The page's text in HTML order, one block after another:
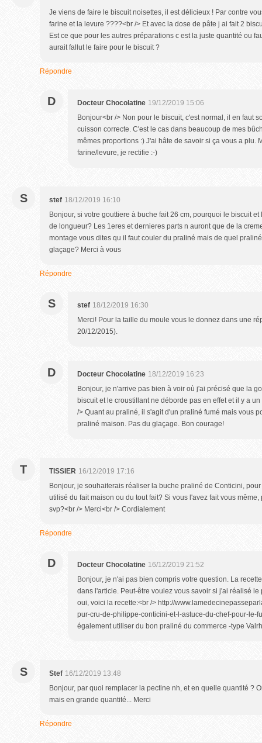
Je viens de faire le biscuit noisettes, il est délicieux ! Par contre
farine et la levure ????<br /> Et avec la dose de pâte j ai fait 2
Est ce que pour les autres préparations c est la juste quantité ou
aurait fallut le faire pour le biscuit ?
Répondre
D Docteur Chocolatine 19/12/2019 15:06
Bonjour<br /> Non pour le biscuit, c'est normal, il en faut
cuisson correcte. C'est le cas dans beaucoup de mes
mêmes proportions :) J'ai hâte de savoir si ça vous a plu.
farine/levure, je rectifie :-)
S stef 18/12/2019 16:10
Bonjour, si votre gouttiere à buche fait 26 cm, pourquoi le biscuit
de longueur? Les 1eres et dernieres parts n auront que de la
montage vous dites qu il faut couler du praliné mais de quel
glaçage? Merci à vous
Répondre
S stef 18/12/2019 16:30
Merci! Pour la taille du moule vous le donnez dans une
20/12/2015).
D Docteur Chocolatine 18/12/2019 16:23
Bonjour, je n'arrive pas bien à voir où j'ai précisé que la
biscuit et le croustillant ne déborde pas en effet et il y a
/> Quant au praliné, il s'agit d'un praliné fumé mais vous
praliné maison. Pas du glaçage. Bon courage!
T TISSIER 16/12/2019 17:16
Bonjour, je souhaiterais réaliser la buche praliné de Conticini,
utilisé du fait maison ou du tout fait? Si vous l'avez fait vous
svp?<br /> Merci<br /> Cordialement
Répondre
D Docteur Chocolatine 16/12/2019 21:52
Bonjour, je n'ai pas bien compris votre question. La
dans l'article. Peut-être voulez vous savoir si j'ai réalisé
oui, voici la recette:<br /> http://
pur-cru-de-philippe-conticini-et-l-astuce-du-chef-pour-le-
également utiliser du bon praliné du commerce -type
S Stef 16/12/2019 13:48
Bonjour, par quoi remplacer la pectine nh, et en quelle quantité ?
mais en grande quantité... Merci
Répondre